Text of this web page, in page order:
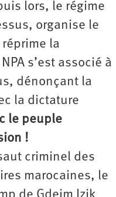
lors, le régime
organise le
la
s’est associé à
dénonçant la
la dictature
le peuple
!
criminel des
marocaines, le